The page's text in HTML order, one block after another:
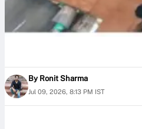
By Ronit Sharma
Jul 09, 2026, 8:13 PM IST